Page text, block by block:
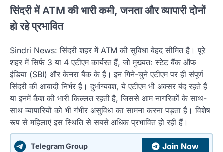
सिंदरी में ATM की भारी कमी, जनता और व्यापारी दोनों
हो रहे प्रभावित
Sindri News: सिंदरी शहर में ATM की सुविधा बेहद सीमित है। पूरे
शहर में सिर्फ 3 या 4 एटीएम कार्यरत हैं, जो मुख्यतः स्टेट बैंक ऑफ
इंडिया (SBI) और केनरा बैंक के हैं। इन गिने-चुने एटीएम पर ही संपूर्ण
सिंदरी की आबादी निर्भर है। दुर्भाग्यवश, ये एटीएम भी अक्सर बंद रहते हैं
या इनमें कैश की भारी किल्लत रहती है, जिससे आम नागरिकों के साथ-
साथ व्यापारियों को भी गंभीर असुविधा का सामना करना पड़ता है। विशेष
रूप से महिलाएं इस स्थिति से सबसे अधिक प्रभावित हो रही हैं।
Telegram Group Join Now